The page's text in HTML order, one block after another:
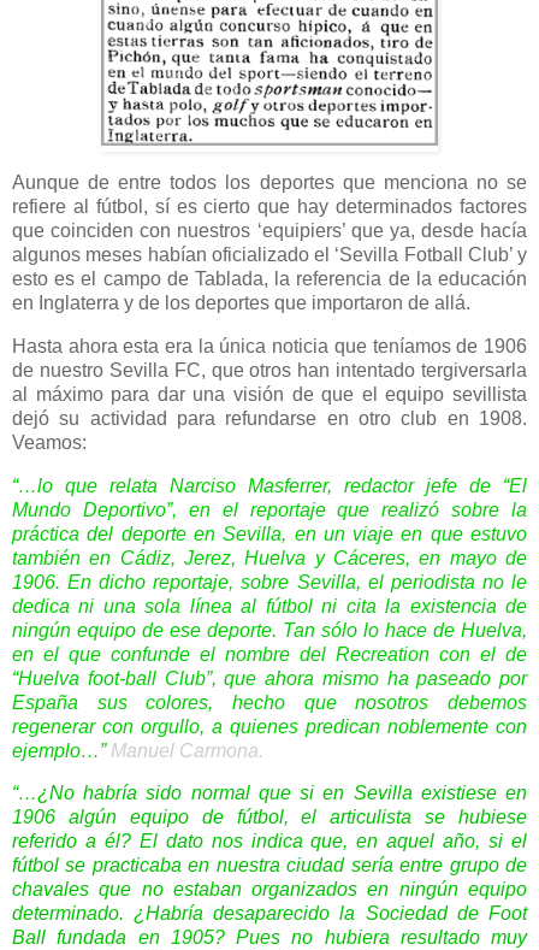
Aunque de entre todos los deportes que menciona no se
refiere al fútbol, sí es cierto que hay determinados factores
que coinciden con nuestros ‘equipiers’ que ya, desde hacía
algunos meses habían oficializado el ‘Sevilla Fotball Club’ y
esto es el campo de Tablada, la referencia de la educación
en Inglaterra y de los deportes que importaron de allá.
Hasta ahora esta era la única noticia que teníamos de 1906
de nuestro Sevilla FC, que otros han intentado tergiversarla
al máximo para dar una visión de que el equipo sevillista
dejó su actividad para refundarse en otro club en 1908.
Veamos:
“…lo que relata Narciso Masferrer, redactor jefe de “El
Mundo Deportivo”, en el reportaje que realizó sobre la
práctica del deporte en Sevilla, en un viaje en que estuvo
también en Cádiz, Jerez, Huelva y Cáceres, en mayo de
1906. En dicho reportaje, sobre Sevilla, el periodista no le
dedica ni una sola línea al fútbol ni cita la existencia de
ningún equipo de ese deporte. Tan sólo lo hace de Huelva,
en el que confunde el nombre del Recreation con el de
“Huelva foot-ball Club”, que ahora mismo ha paseado por
España sus colores, hecho que nosotros debemos
regenerar con orgullo, a quienes predican noblemente con
ejemplo…” Manuel Carmona.
“…¿No habría sido normal que si en Sevilla existiese en
1906 algún equipo de fútbol, el articulista se hubiese
referido a él? El dato nos indica que, en aquel año, si el
fútbol se practicaba en nuestra ciudad sería entre grupo de
chavales que no estaban organizados en ningún equipo
determinado. ¿Habría desaparecido la Sociedad de Foot
Ball fundada en 1905? Pues no hubiera resultado muy